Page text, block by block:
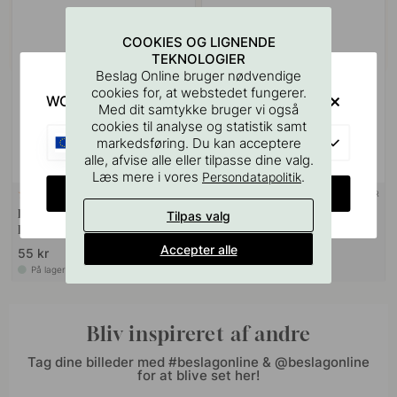
Boreskabelonen til Greb &
Knopper
55 kr
På lager
+ FARVER
Greb Omega - 32mm - Børstet
Messing
109 kr
Bliv inspireret af andre
Tag dine billeder med #beslagonline & @beslagonline
for at blive set her!
COOKIES OG LIGNENDE
TEKNOLOGIER
Beslag Online bruger nødvendige
cookies for, at webstedet fungerer.
Med dit samtykke bruger vi også
cookies til analyse og statistik samt
markedsføring. Du kan acceptere
alle, afvise alle eller tilpasse dine valg.
Læs mere i vores Persondatapolitik.
Tilpas valg
Accepter alle
WOULD YOU RATHER VISIT?
EU